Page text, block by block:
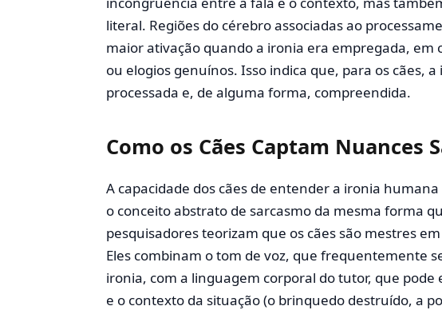
literal. Regiões do cérebro associadas ao
maior ativação quando a ironia era empregada, em
ou elogios genuínos. Isso indica que, para os cães,
processada e, de alguma forma, compreendida.
Como os Cães Captam Nuances
A capacidade dos cães de entender a ironia
o conceito abstrato de sarcasmo da mesma forma
pesquisadores teorizam que os cães são mestres
Eles combinam o tom de voz, que frequentemente
ironia, com a linguagem corporal do tutor, que
e o contexto da situação (o brinquedo destruído, a